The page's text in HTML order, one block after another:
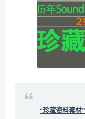
“珍藏资料素材”